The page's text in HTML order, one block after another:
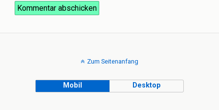
Zum Seitenanfang
Mobil Desktop